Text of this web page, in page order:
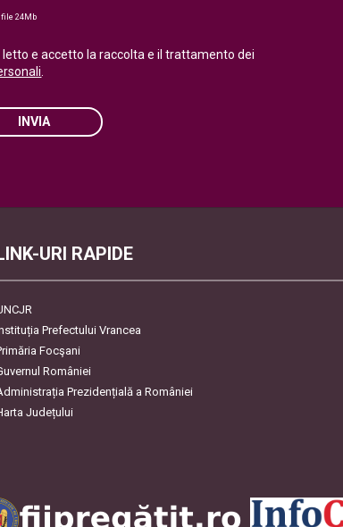
24Mb
letto e accetto la raccolta e il trattamento dei
.
INVIA
URI RAPIDE
Prefectului Vrancea
Focşani
României
Prezidențială a României
Județului